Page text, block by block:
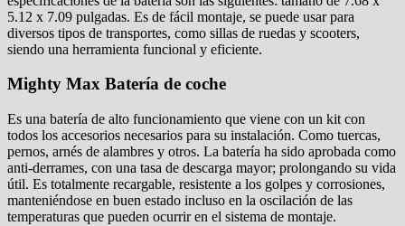
5.12 x 7.09 pulgadas. Es de fácil montaje, se puede usar para
diversos tipos de transportes, como sillas de ruedas y scooters,
siendo una herramienta funcional y eficiente.
Mighty Max Batería de coche
Es una batería de alto funcionamiento que viene con un kit con
todos los accesorios necesarios para su instalación. Como tuercas,
pernos, arnés de alambres y otros. La batería ha sido aprobada como
anti-derrames, con una tasa de descarga mayor; prolongando su vida
útil. Es totalmente recargable, resistente a los golpes y corrosiones,
manteniéndose en buen estado incluso en la oscilación de las
temperaturas que pueden ocurrir en el sistema de montaje.